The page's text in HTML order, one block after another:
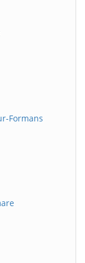
Formans